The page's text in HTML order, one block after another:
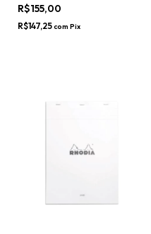
R$155,00
R$147,25com Pix